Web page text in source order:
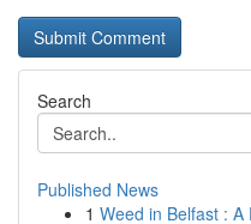
Search
Published News
1 Weed in Belfast :